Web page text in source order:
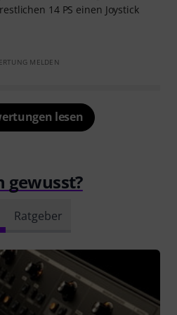
14 PS einen Joystick
MELDEN
lesen
gewusst?
Ratgeber